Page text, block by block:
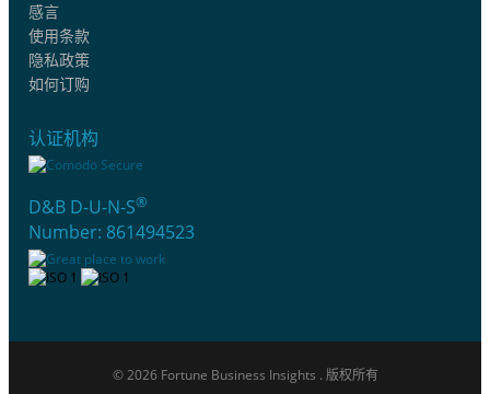
感言
使用条款
隐私政策
如何订购
认证机构
D&B D-U-N-S®
Number: 861494523
© 2026 Fortune Business Insights . 版权所有